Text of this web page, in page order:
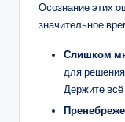
Осознание этих
значительное
Слишком
для
Держите